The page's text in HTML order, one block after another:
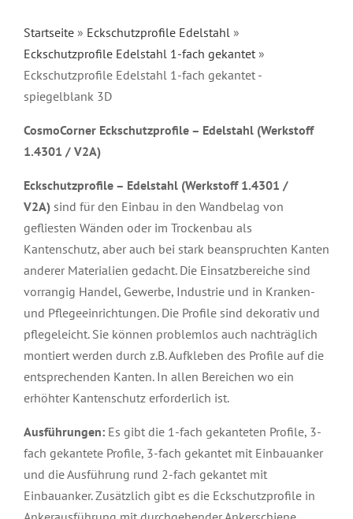
Startseite » Eckschutzprofile Edelstahl »
Eckschutzprofile Edelstahl 1-fach gekantet »
Eckschutzprofile Edelstahl 1-fach gekantet -
spiegelblank 3D
CosmoCorner Eckschutzprofile – Edelstahl (Werkstoff
1.4301 / V2A)
Eckschutzprofile – Edelstahl (Werkstoff 1.4301 /
V2A) sind für den Einbau in den Wandbelag von
gefliesten Wänden oder im Trockenbau als
Kantenschutz, aber auch bei stark beanspruchten Kanten
anderer Materialien gedacht. Die Einsatzbereiche sind
vorrangig Handel, Gewerbe, Industrie und in Kranken-
und Pflegeeinrichtungen. Die Profile sind dekorativ und
pflegeleicht. Sie können problemlos auch nachträglich
montiert werden durch z.B. Aufkleben des Profile auf die
entsprechenden Kanten. In allen Bereichen wo ein
erhöhter Kantenschutz erforderlich ist.
Ausführungen: Es gibt die 1-fach gekanteten Profile, 3-
fach gekantete Profile, 3-fach gekantet mit Einbauanker
und die Ausführung rund 2-fach gekantet mit
Einbauanker. Zusätzlich gibt es die Eckschutzprofile in